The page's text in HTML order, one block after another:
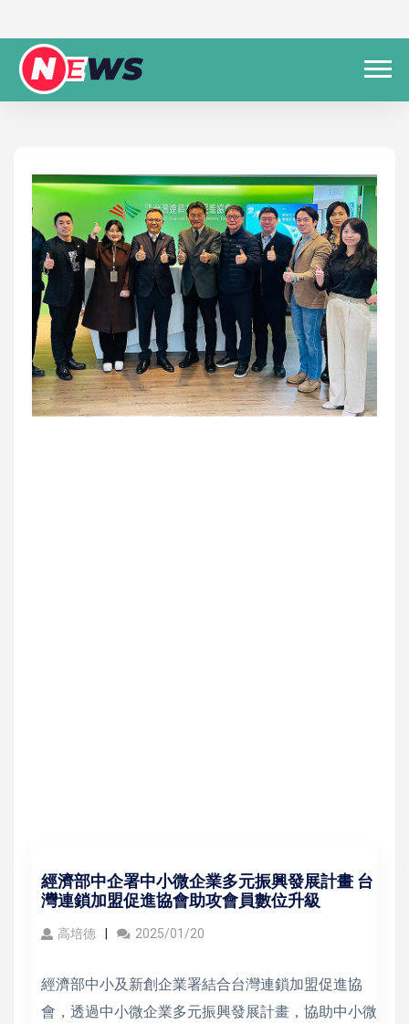
經濟部中企署中小微企業多元振興發展計畫 台
灣連鎖加盟促進協會助攻會員數位升級
高培德 2025/01/20
經濟部中小及新創企業署結合台灣連鎖加盟促進協
會，透過中小微企業多元振興發展計畫，協助中小微